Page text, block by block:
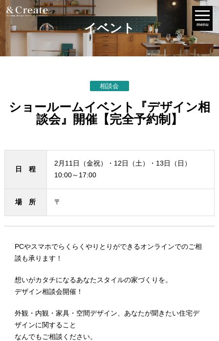
menu
イベント
相談会
ショールームイベント『デザイン相
談会』開催【完全予約制】
日 程
2月11日（金祝）・12日（土）・13日（日）
10:00～17:00
場 所 〒
PCやスマホでらくらくやりとりができるオンラインでのご相
談も承ります！
想いがカタチになるあなたスタイルの家づくりを。
デザイン相談会開催！
外観・内観・家具・空間デザイン、あなたが聞きたい住宅デ
ザインに関すること
なんでもご相談ください。